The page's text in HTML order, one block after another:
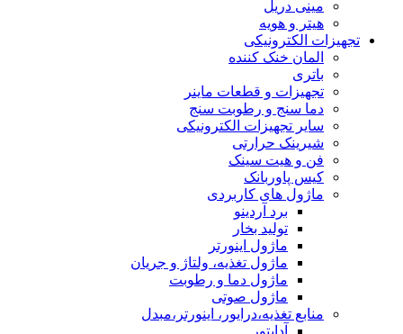
مینی دریل
هیتر و هویه
تجهیزات الکترونیکی
المان خنک کننده
باتری
تجهیزات و قطعات ماینر
دما سنج و رطوبت سنج
سایر تجهیزات الکترونیکی
شیرینک حرارتی
فن و هیت سینک
کیس پاوربانک
ماژول های کاربردی
برد آردینو
تولید بخار
ماژول اینورتر
ماژول تغذیه، ولتاژ و جریان
ماژول دما و رطوبت
ماژول صوتی
منابع تغذیه،درایور، اینورتر،مبدل
آداپتور